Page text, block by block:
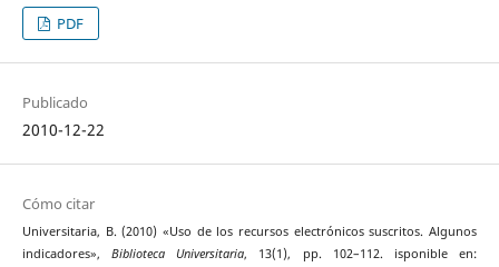
PDF
Publicado
2010-12-22
Cómo citar
Universitaria, B. (2010) «Uso de los recursos electrónicos suscritos. Algunos
indicadores»,Biblioteca Universitaria, 13(1), pp. 102–112. isponible en: